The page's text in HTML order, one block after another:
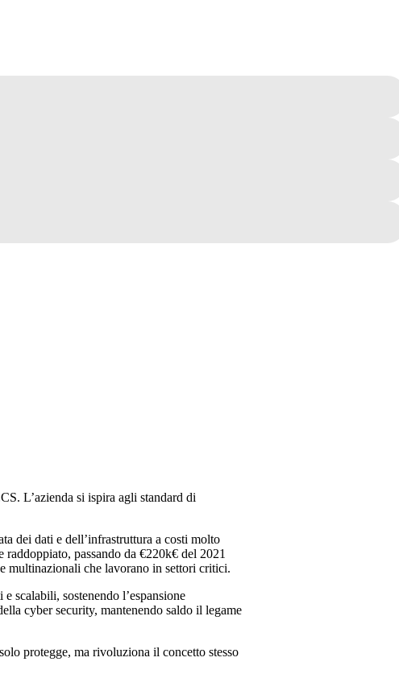
L’azienda si ispira agli standard di
dei dati e dell’infrastruttura a costi molto
passando da €220k€ del 2021
multinazionali che lavorano in settori critici.
scalabili, sostenendo l’espansione
cyber security, mantenendo saldo il legame
protegge, ma rivoluziona il concetto stesso